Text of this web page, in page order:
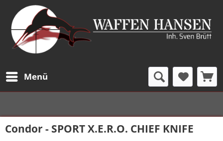
Menü
Condor - SPORT X.E.R.O. CHIEF KNIFE